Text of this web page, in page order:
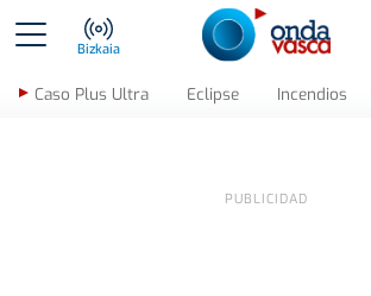
Bizkaia
Caso Plus Ultra Eclipse Incendios